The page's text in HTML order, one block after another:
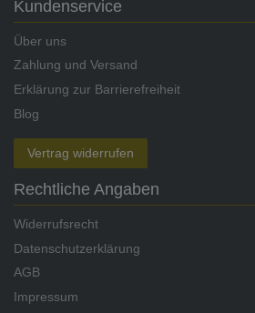
Kundenservice
Über uns
Zahlung und Versand
Erklärung zur Barrierefreiheit
Blog
Vertrag widerrufen
Rechtliche Angaben
Widerrufsrecht
Datenschutzerklärung
AGB
Impressum